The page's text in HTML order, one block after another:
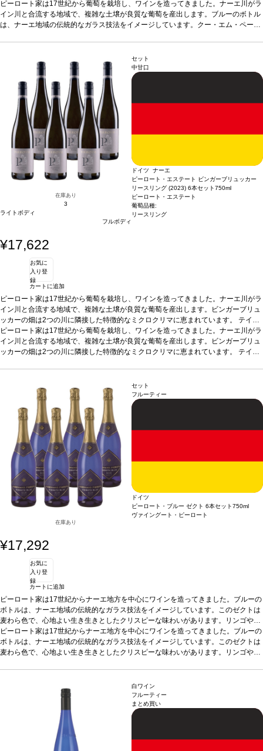
（肩書付き上質ワイン）の中では最も糖度の低いもので、エレガントで繊細な味わ
いがあり、食事と合わせても、単独でも、気軽に楽しめます。エレガントで酸味と
甘みのバランスが素晴らしいワインです。テイスティングノートジューシーな洋
さっぱりとした魚料理、サラダなどと好相性葡萄品種
ルヴァーナー*本ヴィンテージが在庫切れの場合、在庫があり価格が同様の場合は
自動的に次のヴィンテージに変更されます、ご了承ください。
ピーロート家は17世紀から葡萄を栽培し、ワインを造ってきました。ナーエ川がラ
イン川と合流する地域で、複雑な土壌が良質な葡萄を産出します。ブルーのボトル
は、ナーエ地域の伝統的なガラス技法をイメージしています。クー・エム・ペー
甘みのバランスが素晴らしいワインです。テイスティングノート
ナシ、もぎたてのリンゴ、美味しいアプリコットの芳香が混ざり、ピリッとして生
き生きとしたパッションフルーツや、繊細なアーモンドの余韻も感じる。
合う料理
さっぱりとした魚料理、サラダなどと好相性
ルヴァーナー *本ヴィンテージが在庫切れの場合、在庫があり価格が同様の場合は
自動的に次のヴィンテージに変更されます、ご了承ください。
在庫あり
3
ライトボディ
フルボディ
セット
中甘口
ドイツ ナーエ
ピーロート・エステート ビンガーブリュッカー
リースリング (2023) 6本セット750ml
ピーロート・エステート
葡萄品種:
リースリング
¥17,622
お気に
入り登
録
カートに追加
ピーロート家は17世紀から葡萄を栽培し、ワインを造ってきました。ナーエ川がラ
イン川と合流する地域で、複雑な土壌が良質な葡萄を産出します。ビンガーブリュ
ッカーの畑は2つの川に隣接した特徴的なミクロクリマに恵まれています。 テイス
ティングノートノーズはジャスミン、マンゴー、桃を示し、青リンゴやほのかなラ
イムピールが続く。素晴らしくフルーティーで、心地よく調和の取れた、飲みやす
い一本。合う料理スパイスの効いた料理、タイ・カレー、ロックフォールチーズ
ピーロート家は17世紀から葡萄を栽培し、ワインを造ってきました。ナーエ川がラ
イン川と合流する地域で、複雑な土壌が良質な葡萄を産出します。ビンガーブリュ
ッカーの畑は2つの川に隣接した特徴的なミクロクリマに恵まれています。 テイス
スパイスの効いた料理、タイ・カレー、ロックフォールチーズ
などと好相性。
葡萄品種 リースリング
*本ヴィンテージが在庫切れの場合、在庫が
あり価格が同様の場合は自動的に次のヴィンテージに変更されます、ご了承くださ
在庫あり
セット
フルーティー
ドイツ
ピーロート・ブルー ゼクト 6本セット750ml
ヴァイングート・ピーロート
¥17,292
お気に
入り登
録
カートに追加
ピーロート家は17世紀からナーエ地方を中心にワインを造ってきました。ブルーの
ボトルは、ナーエ地域の伝統的なガラス技法をイメージしています。このゼクトは
麦わら色で、心地よい生き生きとしたクリスピーな味わいがあります。リンゴや洋
ナシ、桃やアプリコット、柑橘系の果実の香りで、バランスのとれた酸と強い甘み
を示します。テイスティングノート麦わら色。生き生きとして、心地よく爽や
か。ノーズはリンゴや洋ナシ、桃、アプリコット、柑橘系果実を示す。素晴らしい
ピーロート家は17世紀からナーエ地方を中心にワインを造ってきました。ブルーの
ボトルは、ナーエ地域の伝統的なガラス技法をイメージしています。このゼクトは
麦わら色で、心地よい生き生きとしたクリスピーな味わいがあります。リンゴや洋
か。ノーズはリンゴや洋ナシ、桃、アプリコット、柑橘系果実を示す。素晴らしい
バランスの酸味を持ち、とても飲みやすい。合う料理
白ワイン
フルーティー
まとめ買い